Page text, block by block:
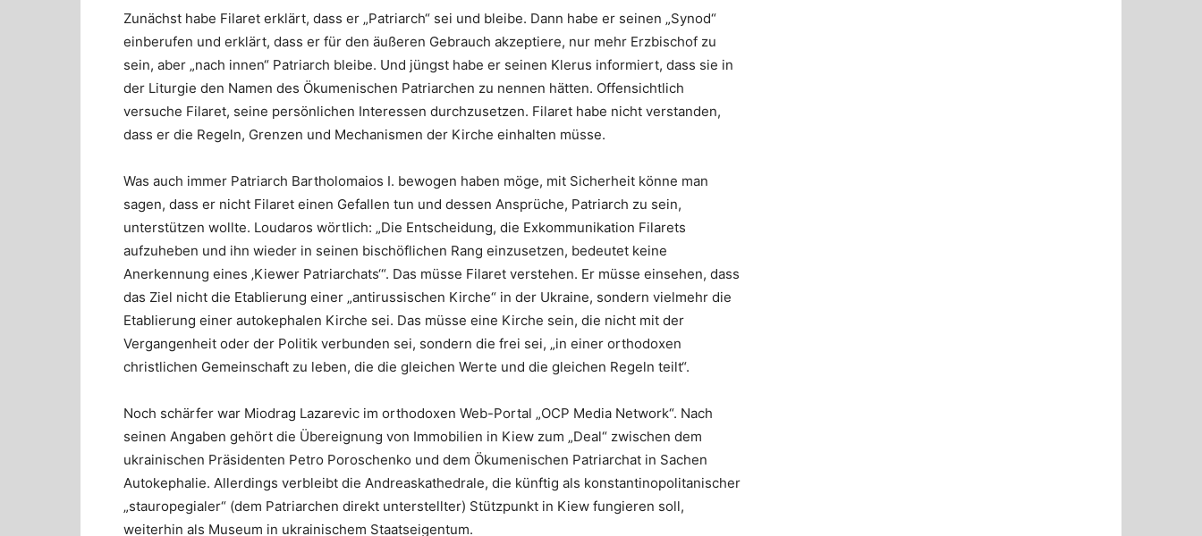
Zunächst habe Filaret erklärt, dass er „Patriarch“ sei und bleibe. Dann habe er seinen „Synod“
einberufen und erklärt, dass er für den äußeren Gebrauch akzeptiere, nur mehr Erzbischof zu
sein, aber „nach innen“ Patriarch bleibe. Und jüngst habe er seinen Klerus informiert, dass sie in
der Liturgie den Namen des Ökumenischen Patriarchen zu nennen hätten. Offensichtlich
versuche Filaret, seine persönlichen Interessen durchzusetzen. Filaret habe nicht verstanden,
dass er die Regeln, Grenzen und Mechanismen der Kirche einhalten müsse.
Was auch immer Patriarch Bartholomaios I. bewogen haben möge, mit Sicherheit könne man
sagen, dass er nicht Filaret einen Gefallen tun und dessen Ansprüche, Patriarch zu sein,
unterstützen wollte. Loudaros wörtlich: „Die Entscheidung, die Exkommunikation Filarets
aufzuheben und ihn wieder in seinen bischöflichen Rang einzusetzen, bedeutet keine
Anerkennung eines ‚Kiewer Patriarchats‘“. Das müsse Filaret verstehen. Er müsse einsehen, dass
das Ziel nicht die Etablierung einer „antirussischen Kirche“ in der Ukraine, sondern vielmehr die
Etablierung einer autokephalen Kirche sei. Das müsse eine Kirche sein, die nicht mit der
Vergangenheit oder der Politik verbunden sei, sondern die frei sei, „in einer orthodoxen
christlichen Gemeinschaft zu leben, die die gleichen Werte und die gleichen Regeln teilt“.
Noch schärfer war Miodrag Lazarevic im orthodoxen Web-Portal „OCP Media Network“. Nach
seinen Angaben gehört die Übereignung von Immobilien in Kiew zum „Deal“ zwischen dem
ukrainischen Präsidenten Petro Poroschenko und dem Ökumenischen Patriarchat in Sachen
Autokephalie. Allerdings verbleibt die Andreaskathedrale, die künftig als konstantinopolitanischer
„stauropegialer“ (dem Patriarchen direkt unterstellter) Stützpunkt in Kiew fungieren soll,
weiterhin als Museum in ukrainischem Staatseigentum.